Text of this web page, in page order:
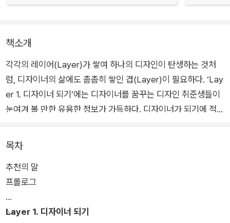
책소개
각각의 레이어(Layer)가 쌓여 하나의 디자인이 탄생하는 것처
럼, 디자이너의 삶에도 촘촘히 쌓인 겹(Layer)이 필요하다. ‘Lay
er 1. 디자이너 되기’에는 디자이너를 꿈꾸는 디자인 취준생들이
눈여겨 볼 만한 유용한 정보가 가득하다. 디자이너가 되기에 적합
와 포트폴리오, 면접은 어떻게 준비하는 게 좋은지, 업계 현황은
어떤지 등 디자이너를 꿈꾸는 전공생, 비전공생 모두에게 유익한
이야기를 담았다. 이미 실무자로 일하고 있더라도 분야가 맞지 않
아 도전을 꿈꾸는 실무자들에게도 유용한 이야기다.
‘Layer 2. 디자이너로 살기'는 보다 실무자에게 초점을 맞췄다.
목차
추천의 말
프롤로그
Layer 1. 디자이너 되기